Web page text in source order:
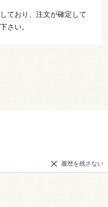
ており、注文が確定して
さい。
履歴を残さない